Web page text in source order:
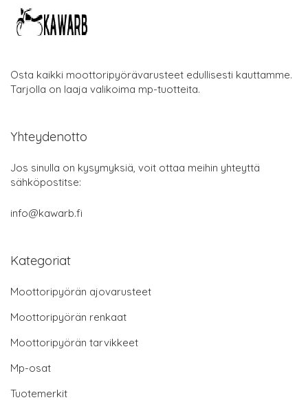
Osta kaikki moottoripyörävarusteet edullisesti kauttamme.
Tarjolla on laaja valikoima mp-tuotteita.
Yhteydenotto
Jos sinulla on kysymyksiä, voit ottaa meihin yhteyttä
sähköpostitse:
info@kawarb.fi
Kategoriat
Moottoripyörän ajovarusteet
Moottoripyörän renkaat
Moottoripyörän tarvikkeet
Mp-osat
Tuotemerkit